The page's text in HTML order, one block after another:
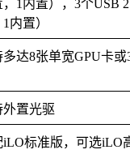
，1内置），3个USB
内置）
多达8张单宽GPU卡
外置光驱
iLO标准版，可选iLO